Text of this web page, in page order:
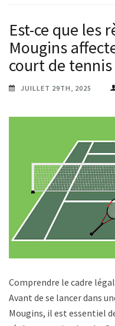
Est-ce que les
Mougins
court de tennis
JUILLET 29TH, 2025
Comprendre le cadre
Avant de se lancer dans
Mougins, il est essentiel